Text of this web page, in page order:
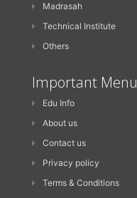
Madrasah
Technical Institute
Others
Important Menu
Edu Info
About us
Contact us
Privacy policy
Terms & Conditions